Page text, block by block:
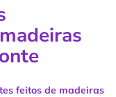
feitos de madeiras